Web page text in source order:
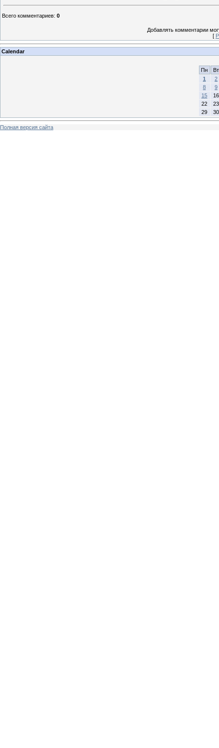
Всего комментариев: 0
Добавлять комментарии
[
Calendar
Пн
Вт
1
2
8
9
15
16
22
23
29
30
Полная версия сайта